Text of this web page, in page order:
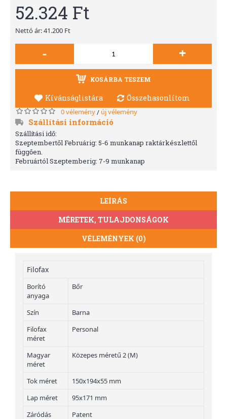
52.324 Ft
Nettó ár: 41.200 Ft
- +
KOSÁRBA TESZEM
Kívánságlistára Összehasonlítom
0 vélemény/ új vélemény
Szállítási információ
Szállítási idő:
Szeptembertől Februárig: 5-6 munkanap raktárkészlettől
függően.
Februártól Szeptemberig: 7-9 munkanap
LEÍRÁS
MÉRETEK, TULAJDONSÁGOK
VÉLEMÉNYEK (0)
Filofax
Borító
anyaga
Bőr
Szín
Barna
Filofax
méret
Personal
Magyar
méret
Közepes méretű 2 (M)
Tok méret
150x194x55 mm
Lap méret
95x171 mm
Záródás
Patent